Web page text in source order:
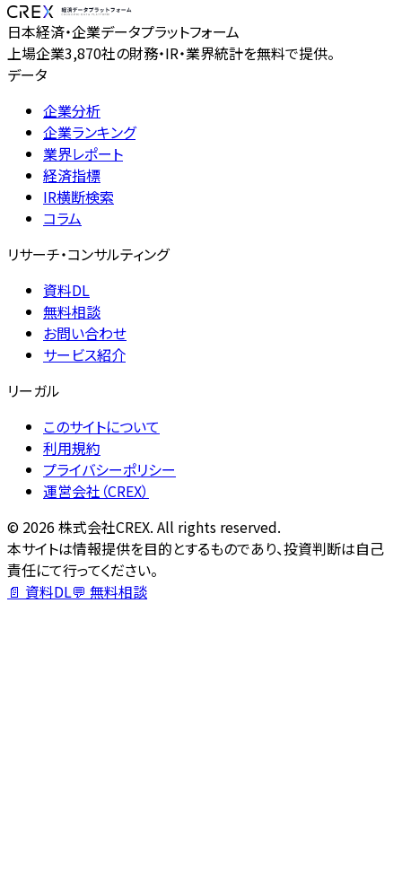
日本経済・企業データプラットフォーム
上場企業3,870社の財務・IR・業界統計を無料で提供。
データ
企業分析
企業ランキング
業界レポート
経済指標
IR横断検索
コラム
リサーチ・コンサルティング
資料DL
無料相談
お問い合わせ
サービス紹介
リーガル
このサイトについて
利用規約
プライバシーポリシー
運営会社（CREX）
© 2026株式会社CREX. All rights reserved.
本サイトは情報提供を目的とするものであり、投資判断は自己
責任にて行ってください。
📄 資料DL💬 無料相談